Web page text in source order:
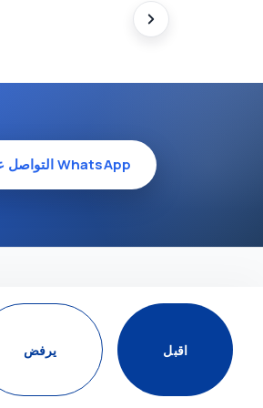
التواصل عبر WhatsApp
اشتراك
يرفض اقبل